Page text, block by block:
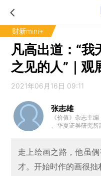
财新mini+
凡高出道：“我
之见的人”｜观
2021年06月16日 09:11
张志雄
《价值》杂志主
、华夏证券研究
走上绘画之路，他虽
才。开始时作的画很拙